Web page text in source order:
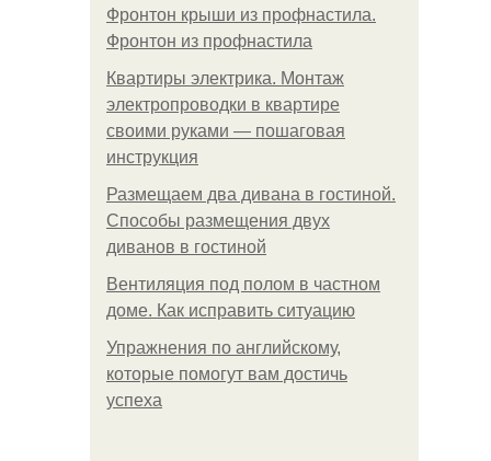
Фронтон крыши из профнастила.
Фронтон из профнастила
Квартиры электрика. Монтаж
электропроводки в квартире
своими руками — пошаговая
инструкция
Размещаем два дивана в гостиной.
Способы размещения двух
диванов в гостиной
Вентиляция под полом в частном
доме. Как исправить ситуацию
Упражнения по английскому,
которые помогут вам достичь
успеха